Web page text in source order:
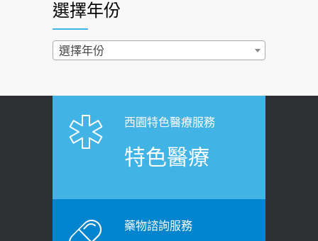
西園醫院55周年 7／10捐血公益活動 邀
民眾熱血響應
2026-06-30
健康肛門痛都是痔瘡?醫談瘍瘍瘻管與肛
裂差異 逾50歲民眾可做1事
原則避免血糖血壓飆高
2022-02-17
過量維生素D和鈣恐罹癌? 醫師釋
「落枕」不要大力按脖子！ 1招「伸
展運動」預防落枕
老後睡不好、夜間易跌倒
選擇年份
選擇年份
西園特色醫療服務
特色醫療
藥物諮詢服務